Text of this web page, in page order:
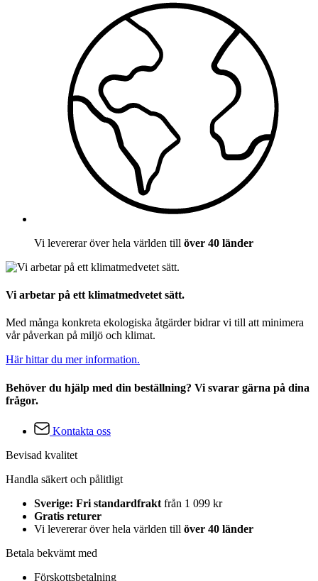
Vi levererar över hela världen till över 40 länder
Vi arbetar på ett klimatmedvetet sätt.
Med många konkreta ekologiska åtgärder bidrar vi till att minimera
vår påverkan på miljö och klimat.
Här hittar du mer information.
Behöver du hjälp med din beställning? Vi svarar gärna på dina
frågor.
Kontakta oss
Bevisad kvalitet
Handla säkert och pålitligt
Sverige: Fri standardfrakt från 1 099 kr
Gratis returer
Vi levererar över hela världen till över 40 länder
Betala bekvämt med
Förskottsbetalning